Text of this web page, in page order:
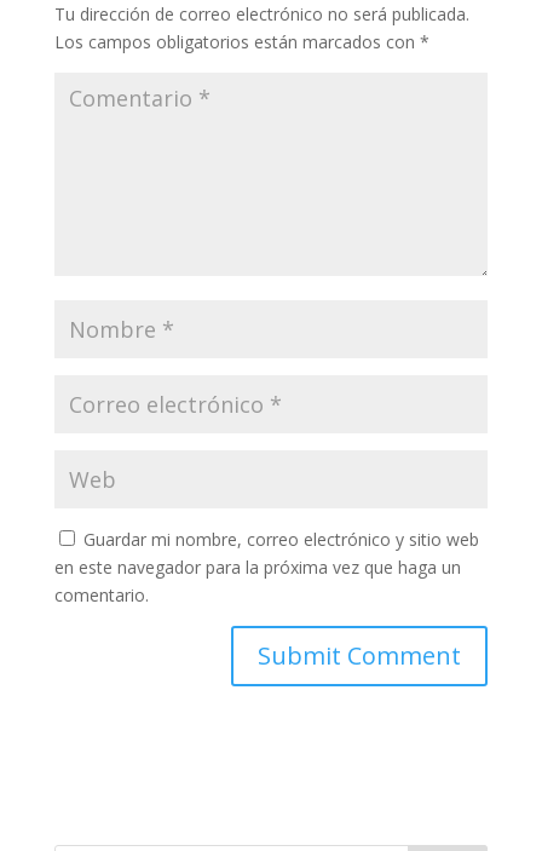
Tu dirección de correo electrónico no será publicada.
Los campos obligatorios están marcados con *
Guardar mi nombre, correo electrónico y sitio web
en este navegador para la próxima vez que haga un
comentario.